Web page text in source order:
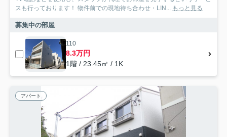
スも行っております！ 物件前での現地待ち合わせ・LIN... もっと見る
募集中の部屋
110
8.3万円
1階 / 23.45㎡ / 1K
アパート